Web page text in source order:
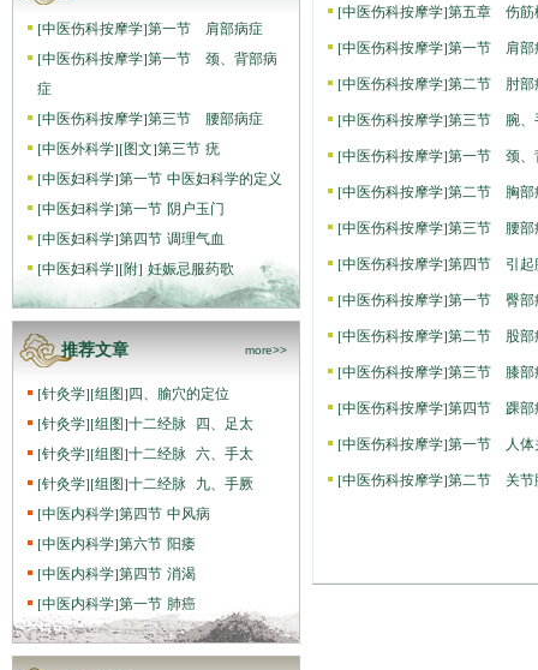
[中医伤科按摩学]第一节 肩部病症
[中医伤科按摩学]第一节 颈、背部病
症
[中医伤科按摩学]第三节 腰部病症
[中医外科学][图文]第三节 疣
[中医妇科学]第一节 中医妇科学的定义
[中医妇科学]第一节 阴户玉门
[中医妇科学]第四节 调理气血
[中医妇科学][附] 妊娠忌服药歌
推荐文章 more>>
[针灸学][组图]四、腧穴的定位
[针灸学][组图]十二经脉 四、足太
[针灸学][组图]十二经脉 六、手太
[针灸学][组图]十二经脉 九、手厥
[中医内科学]第四节 中风病
[中医内科学]第六节 阳痿
[中医内科学]第四节 消渴
[中医内科学]第一节 肺癌
[中医伤科按摩学]第五章 伤筋
[中医伤科按摩学]第一节 肩部
[中医伤科按摩学]第二节 肘部
[中医伤科按摩学]第三节 腕、
[中医伤科按摩学]第一节 颈、
[中医伤科按摩学]第二节 胸部
[中医伤科按摩学]第三节 腰部
[中医伤科按摩学]第四节 引起
[中医伤科按摩学]第一节 臀部
[中医伤科按摩学]第二节 股部
[中医伤科按摩学]第三节 膝部
[中医伤科按摩学]第四节 踝部
[中医伤科按摩学]第一节 人体
[中医伤科按摩学]第二节 关节